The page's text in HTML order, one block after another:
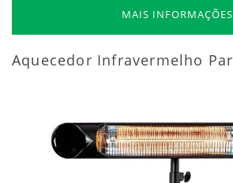
MAIS INFORMAÇÕES
Aquecedor Infravermelho